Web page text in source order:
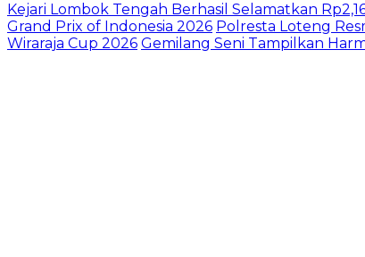
Kejari Lombok Tengah Berhasil Selamatkan
Grand Prix of Indonesia 2026 Polresta Loteng
Wiraraja Cup 2026 Gemilang Seni Tampilkan